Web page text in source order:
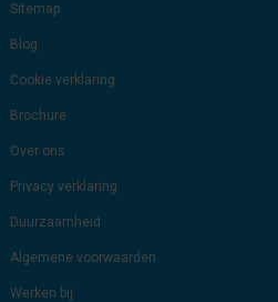
Sitemap
Blog
Cookie verklaring
Brochure
Over ons
Privacy verklaring
Duurzaamheid
Algemene voorwaarden
Werken bij